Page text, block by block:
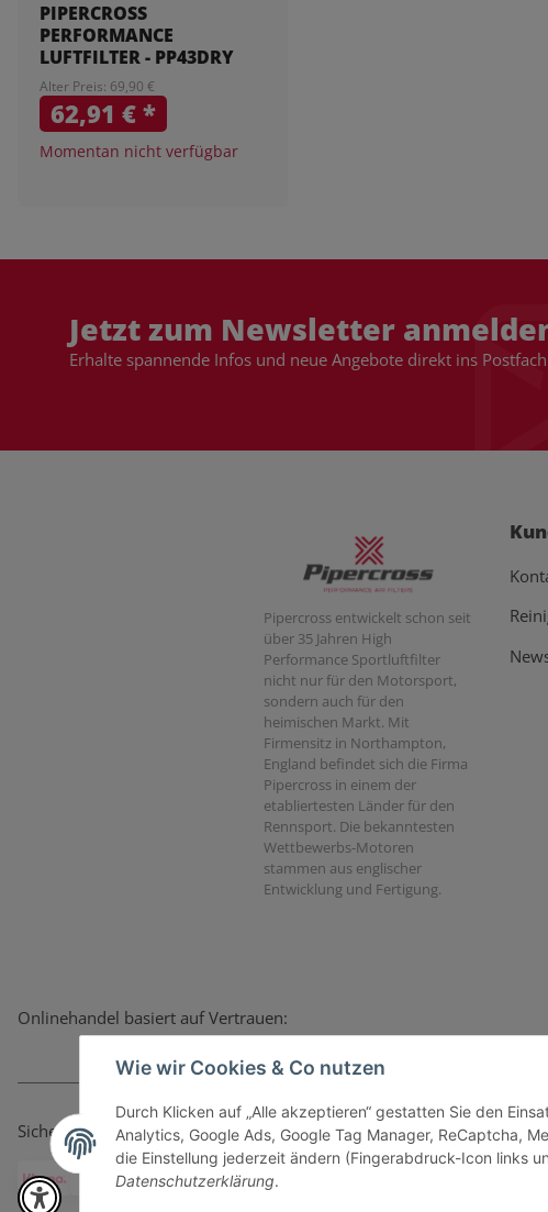
Wie wir Cookies & Co nutzen
Durch Klicken auf „Alle akzeptieren“ gestatten Sie den
Analytics, Google Ads, Google Tag Manager, ReCaptcha,
die Einstellung jederzeit ändern (Fingerabdruck-Icon links
Datenschutzerklärung.
PIPERCROSS
PERFORMANCE
LUFTFILTER - PP43DRY
Alter Preis: 69,90 €
62,91 €*
Momentan nicht verfügbar
Jetzt zum Newsletter
Erhalte spannende Infos und neue Angebote direkt ins Postfach
Pipercross entwickelt schon seit
über 35 Jahren High
Performance Sportluftfilter
nicht nur für den Motorsport,
sondern auch für den
heimischen Markt. Mit
Firmensitz in Northampton,
England befindet sich die Firma
Pipercross in einem der
etabliertesten Länder für den
Rennsport. Die bekanntesten
Wettbewerbs-Motoren
stammen aus englischer
Entwicklung und Fertigung.
Onlinehandel basiert auf Vertrauen:
Sicher bezahlen via: